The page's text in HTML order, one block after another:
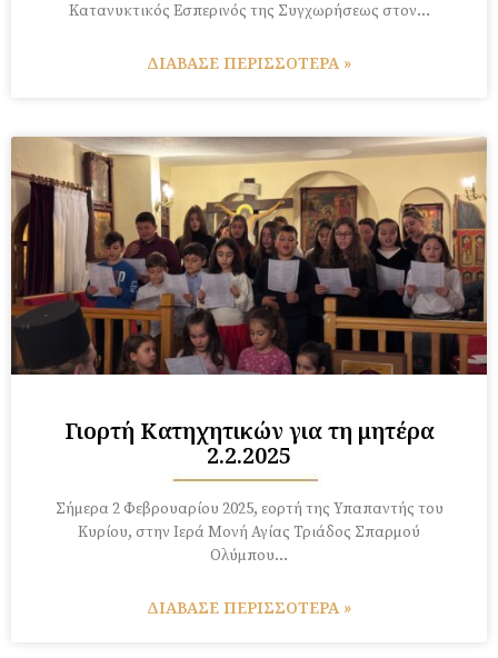
Κατανυκτικός Εσπερινός της Συγχωρήσεως στον…
ΔΙΑΒΑΣΕ ΠΕΡΙΣΣΟΤΕΡΑ »
Γιορτή Κατηχητικών για τη μητέρα
2.2.2025
Σήμερα 2 Φεβρουαρίου 2025, εορτή της Υπαπαντής του
Κυρίου, στην Ιερά Μονή Αγίας Τριάδος Σπαρμού
Ολύμπου…
ΔΙΑΒΑΣΕ ΠΕΡΙΣΣΟΤΕΡΑ »